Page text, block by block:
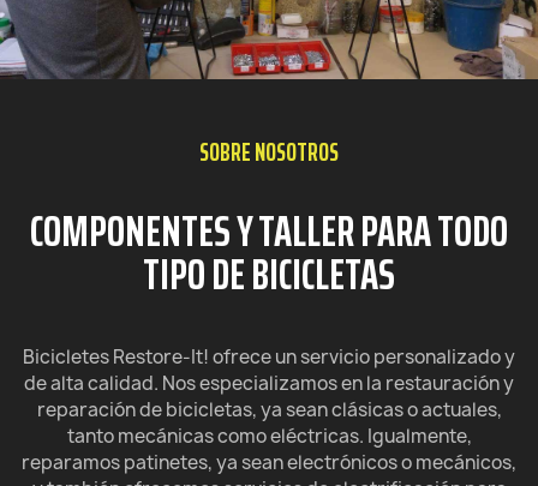
SOBRE NOSOTROS
COMPONENTES Y TALLER PARA TODO
TIPO DE BICICLETAS
Bicicletes Restore-It! ofrece un servicio personalizado y
de alta calidad. Nos especializamos en la restauración y
reparación de bicicletas, ya sean clásicas o actuales,
tanto mecánicas como eléctricas. Igualmente,
reparamos patinetes, ya sean electrónicos o mecánicos,